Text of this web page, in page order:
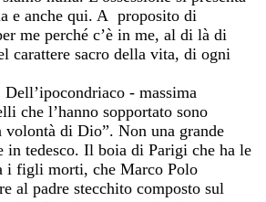
e anche qui. A proposito di
me perché c’è in me, al di là di
carattere sacro della vita, di ogni
- massima
che l’hanno sopportato sono
di Dio”. Non una grande
in tedesco. Il boia di Parigi che ha le
i figli morti, che Marco Polo
al padre stecchito composto sul